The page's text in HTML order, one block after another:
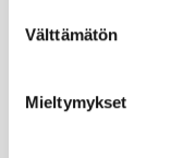
valinta
Välttämätön
Mieltymykset
tydligare